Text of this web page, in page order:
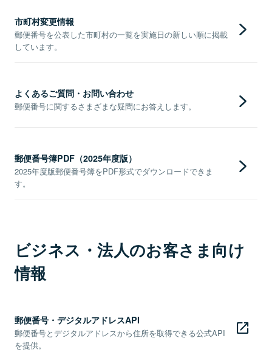
市町村変更情報
郵便番号を公表した市町村の一覧を実施日の新しい順に掲載
しています。
よくあるご質問・お問い合わせ
郵便番号に関するさまざまな疑問にお答えします。
郵便番号簿PDF（2025年度版）
2025年度版郵便番号簿をPDF形式でダウンロードできま
す。
ビジネス・法人のお客さま向け
情報
郵便番号・デジタルアドレスAPI
郵便番号とデジタルアドレスから住所を取得できる公式API
を提供。